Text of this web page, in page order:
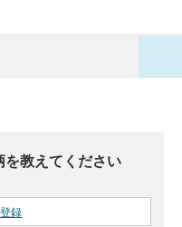
教えてください
録